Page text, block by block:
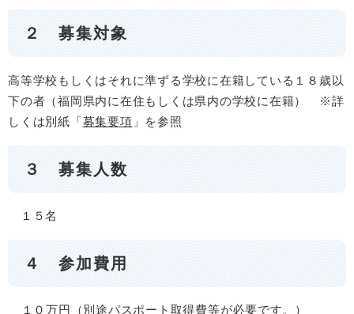
２ 募集対象
高等学校もしくはそれに準ずる学校に在籍している１８歳以
下の者（福岡県内に在住もしくは県内の学校に在籍） ※詳
しくは別紙「募集要項 」を参照
３ 募集人数
１５名
４ 参加費用
１０万円（別途パスポート取得費等が必要です。）